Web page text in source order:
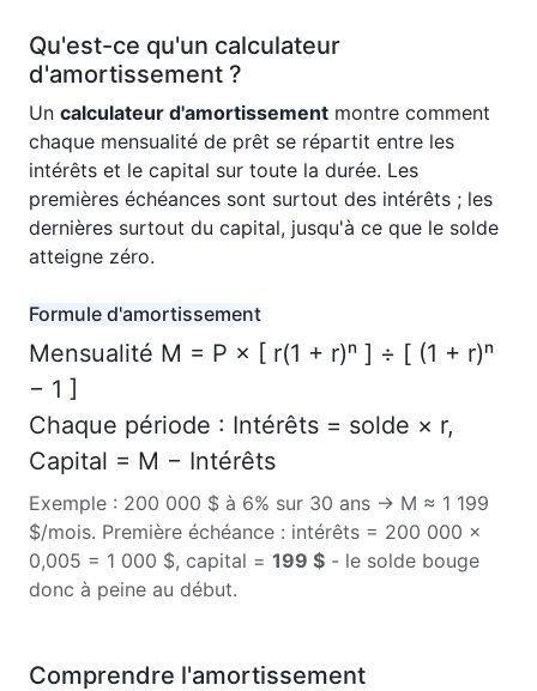
Qu'est-ce qu'un calculateur
d'amortissement ?
Un calculateur d'amortissement montre comment
chaque mensualité de prêt se répartit entre les
intérêts et le capital sur toute la durée. Les
premières échéances sont surtout des intérêts ; les
dernières surtout du capital, jusqu'à ce que le solde
atteigne zéro.
Formule d'amortissement
Mensualité M = P × [ r(1 + r)ⁿ ] ÷ [ (1 + r)ⁿ
− 1 ]
Chaque période : Intérêts = solde × r,
Capital = M − Intérêts
Exemple : 200 000 $ à 6% sur 30 ans → M ≈ 1 199
$/mois. Première échéance : intérêts = 200 000 ×
0,005 = 1 000 $, capital = 199 $ - le solde bouge
donc à peine au début.
Comprendre l'amortissement